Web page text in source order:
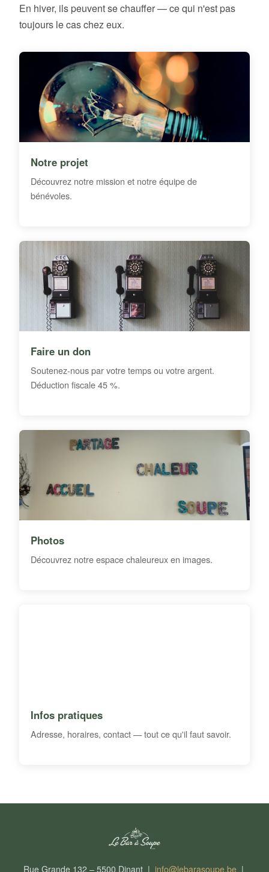
En hiver, ils peuvent se chauffer — ce qui n'est pas
toujours le cas chez eux.
Notre projet
Découvrez notre mission et notre équipe de
bénévoles.
Faire un don
Soutenez-nous par votre temps ou votre argent.
Déduction fiscale 45 %.
Photos
Découvrez notre espace chaleureux en images.
Infos pratiques
Adresse, horaires, contact — tout ce qu'il faut savoir.
Rue Grande 132 – 5500 Dinant | info@lebarasoupe.be|